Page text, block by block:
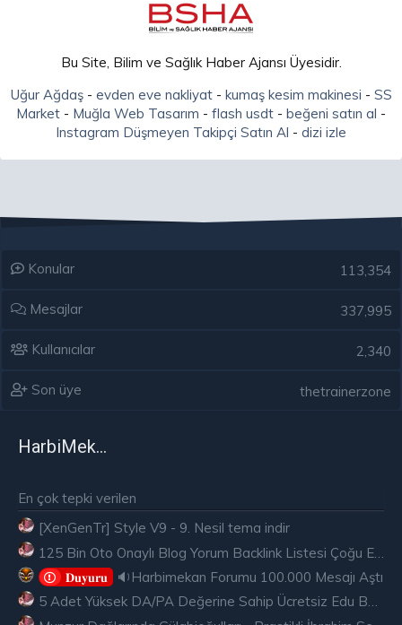
Bu Site, Bilim ve Sağlık Haber Ajansı Üyesidir.
Uğur Ağdaş- evden eve nakliyat- kumaş kesim makinesi - SS
Market - Muğla Web Tasarım - flash usdt - beğeni satın al -
Instagram Düşmeyen Takipçi Satın Al - dizi izle
Konular 113,354
Mesajlar 337,995
Kullanıcılar 2,340
Son üye thetrainerzone
HarbiMekân
En çok tepki verilen
[XenGenTr] Style V9 - 9. Nesil tema indir
𝐃𝐮𝐲𝐮𝐫𝐮
🔉Harbimekan Forumu 100.000 Mesajı Aştı
5 Adet Yüksek DA/PA Değerine Sahip Ücretsiz Edu Backlink